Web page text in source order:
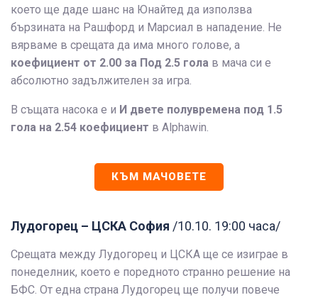
което ще даде шанс на Юнайтед да използва
бързината на Рашфорд и Марсиал в нападение. Не
вярваме в срещата да има много голове, а
коефициент от 2.00 за Под 2.5 гола в мача си е
абсолютно задължителен за игра.
В същата насока е и И двете полувремена под 1.5
гола на 2.54 коефициент в Alphawin.
КЪМ МАЧОВЕТЕ
Лудогорец – ЦСКА София /10.10. 19:00 часа/
Срещата между Лудогорец и ЦСКА ще се изиграе в
понеделник, което е поредното странно решение на
БФС. От една страна Лудогорец ще получи повече